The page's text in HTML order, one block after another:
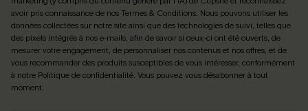
avoir pris connaissance de nosTermes & Conditions. Nous pouvons utiliser les
données collectées sur notre site ainsi que des technologies de suivi, telles que
des pixels intégrés à nos e-mails, afin de savoir si ceux-ci ont été ouverts, de
mesurer votre engagement, de personnaliser nos contenus et nos offres, et de
vous recommander des produits susceptibles de vous intéresser, conformément
à notre Politique de confidentialité. Vous pouvez vous désabonner à tout
moment.